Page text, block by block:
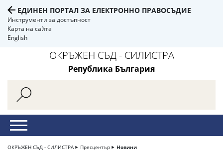
ЕДИНЕН ПОРТАЛ ЗА ЕЛЕКТРОННО ПРАВОСЪДИЕ
Инструменти за достъпност
Карта на сайта
English
ОКРЪЖЕН СЪД - СИЛИСТРА
Република България
ОКРЪЖЕН СЪД - СИЛИСТРА Пресцентър Новини